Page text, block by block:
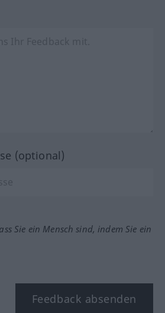
(optional)
Sie ein Mensch sind, indem Sie ein
Feedback absenden